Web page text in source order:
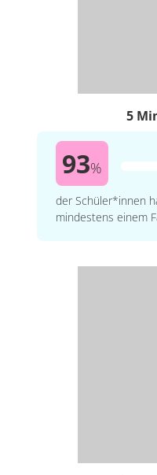
5
93%
der Schüler*innen
mindestens einem